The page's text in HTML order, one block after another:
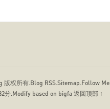
版权所有.Blog RSS.Sitemap.Follow Me
分.Modify based on bigfa 返回顶部 ↑